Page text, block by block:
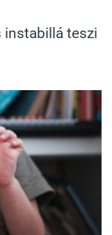
instabillá teszi